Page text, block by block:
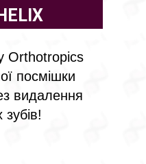
Orthotropics
посмішки
видалення